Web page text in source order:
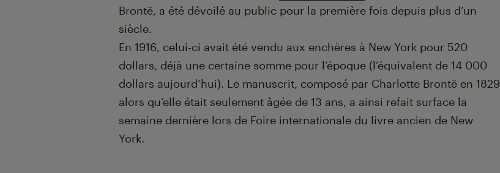
Brontë, a été dévoilé au public pour la première fois depuis plus d’un
siècle.
En 1916, celui-ci avait été vendu aux enchères à New York pour 520
dollars, déjà une certaine somme pour l’époque (l’équivalent de 14 000
dollars aujourd’hui). Le manuscrit, composé par Charlotte Brontë en 1829
alors qu’elle était seulement âgée de 13 ans, a ainsi refait surface la
semaine dernière lors de Foire internationale du livre ancien de New
York.